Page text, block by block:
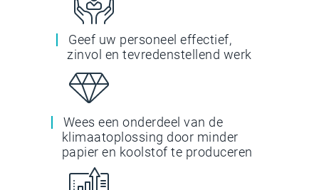
Geef uw personeel effectief,
zinvol en tevredenstellend werk
Wees een onderdeel van de
klimaatoplossing door minder
papier en koolstof te produceren